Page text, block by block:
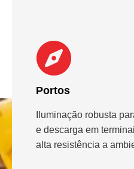
Portos
Iluminação robusta
e descarga em
alta resistência a